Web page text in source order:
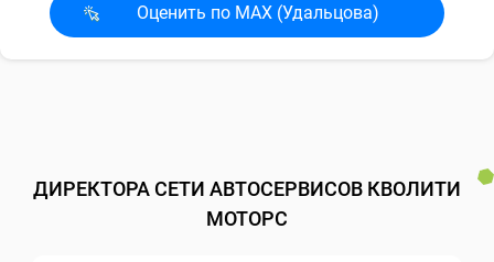
Оценить по MAX (Удальцова)
ДИРЕКТОРА СЕТИ АВТОСЕРВИСОВ КВОЛИТИ
МОТОРС